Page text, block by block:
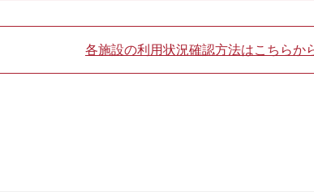
各施設の利用状況確認方法はこちらか